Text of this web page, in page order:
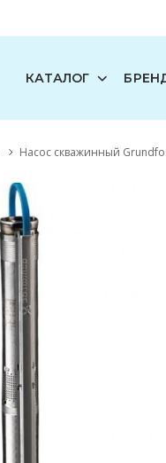
КАТАЛОГ
Насос скважинный